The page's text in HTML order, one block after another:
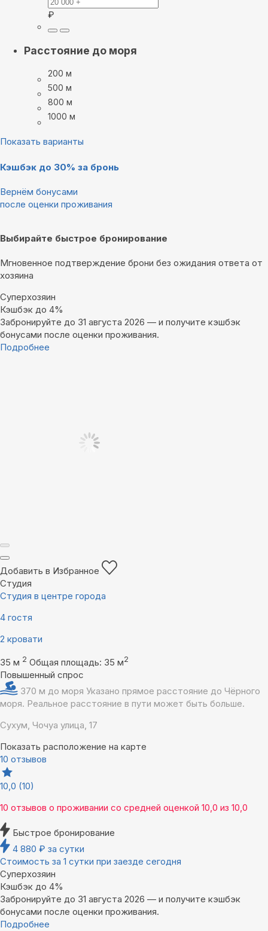
₽
Расстояние до моря
200 м
500 м
800 м
1000 м
Показать варианты
Кэшбэк до 30% за бронь
Вернём бонусами
после оценки проживания
Выбирайте быстрое бронирование
Мгновенное подтверждение брони без ожидания ответа от
хозяина
Суперхозяин
Кэшбэк до 4%
Забронируйте до 31 августа 2026 — и получите кэшбэк
бонусами после оценки проживания.
Подробнее
Добавить в Избранное
Студия
Студия в центре города
4 гостя
2 кровати
35 м 2 Общая площадь: 35 м2
Повышенный спрос
370 м до моря Указано прямое расстояние до Чёрного
моря. Реальное расстояние в пути может быть больше.
Сухум, Чочуа улица, 17
Показать расположение на карте
10 отзывов
10,0 (10)
10 отзывов о проживании со средней оценкой 10,0 из 10,0
Быстрое бронирование
4 880 ₽ за сутки
Стоимость за 1 сутки при заезде сегодня
Суперхозяин
Кэшбэк до 4%
Забронируйте до 31 августа 2026 — и получите кэшбэк
бонусами после оценки проживания.
Подробнее